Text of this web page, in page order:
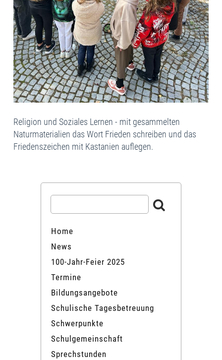
Religion und Soziales Lernen - mit gesammelten
Naturmaterialien das Wort Frieden schreiben und das
Friedenszeichen mit Kastanien auflegen.
Home
News
100-Jahr-Feier 2025
Termine
Bildungsangebote
Schulische Tagesbetreuung
Schwerpunkte
Schulgemeinschaft
Sprechstunden